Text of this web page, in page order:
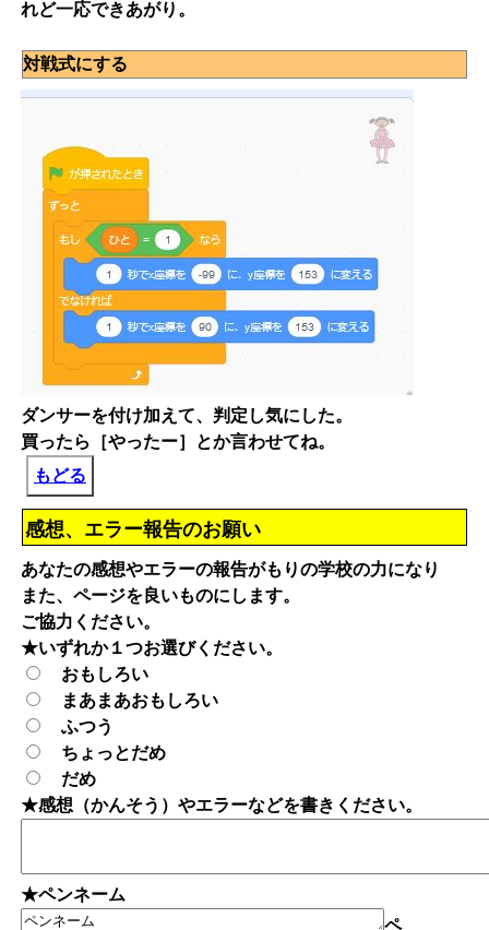
れど一応できあがり。
対戦式にする
ダンサーを付け加えて、判定し気にした。
買ったら［やったー］とか言わせてね。
もどる
感想、エラー報告のお願い
あなたの感想やエラーの報告がもりの学校の力になり
また、ページを良いものにします。
ご協力ください。
★いずれか１つお選びください。
おもしろい
まあまあおもしろい
ふつう
ちょっとだめ
だめ
★感想（かんそう）やエラーなどを書きください。
★ペンネーム
ペ